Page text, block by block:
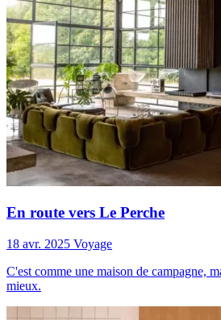
En route vers Le Perche
18 avr. 2025 Voyage
C'est comme une maison de campagne,
mieux.